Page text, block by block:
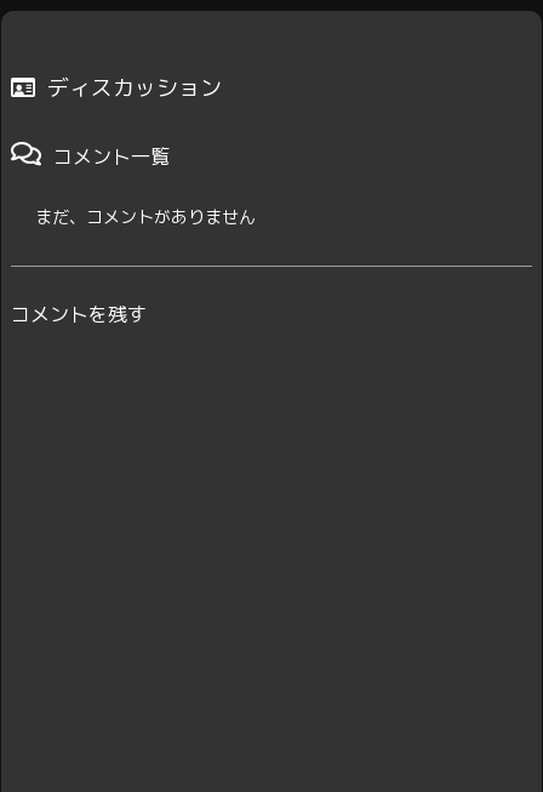
ディスカッション
コメント一覧
まだ、コメントがありません
コメントを残す